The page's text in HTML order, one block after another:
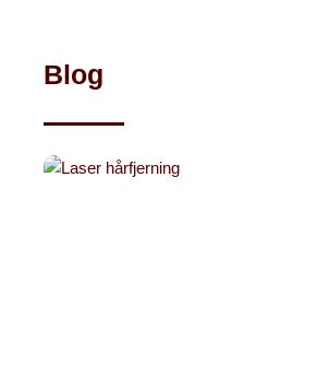
Blog